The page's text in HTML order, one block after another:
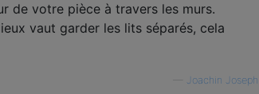
de votre pièce à travers les murs.
vaut garder les lits séparés, cela
Joachin Joseph